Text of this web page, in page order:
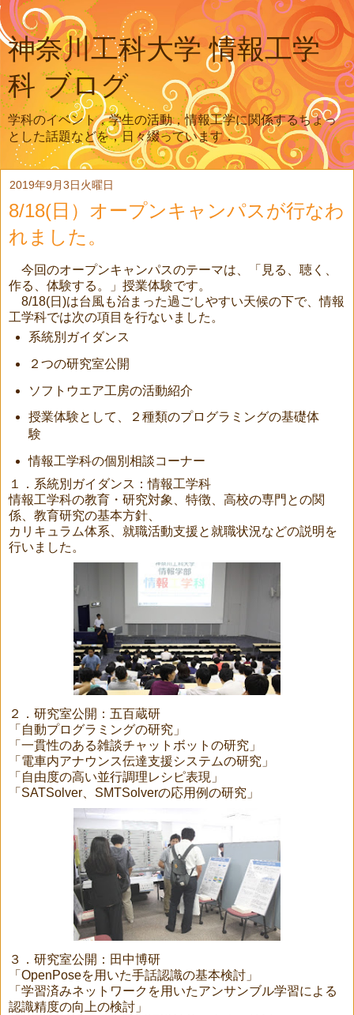
神奈川工科大学 情報工学
科 ブログ
学科のイベント，学生の活動，情報工学に関係するちょっ
とした話題などを，日々綴っています．
2019年9月3日火曜日
8/18(日）オープンキャンパスが行なわ
れました。
今回のオープンキャンパスのテーマは、「見る、聴く、
作る、体験する。」授業体験です。
8/18(日)は台風も治まった過ごしやすい天候の下で、情報
工学科では次の項目を行ないました。
系統別ガイダンス
２つの研究室公開
ソフトウエア工房の活動紹介
授業体験として、２種類のプログラミングの基礎体
験
情報工学科の個別相談コーナー
１．系統別ガイダンス：情報工学科
情報工学科の教育・研究対象、特徴、高校の専門との関
係、教育研究の基本方針、
カリキュラム体系、就職活動支援と就職状況などの説明を
行いました。
２．研究室公開：五百蔵研
「自動プログラミングの研究」
「一貫性のある雑談チャットボットの研究」
「電車内アナウンス伝達支援システムの研究」
「自由度の高い並行調理レシピ表現」
「SATSolver、SMTSolverの応用例の研究」
３．研究室公開：田中博研
「OpenPoseを用いた手話認識の基本検討」
「学習済みネットワークを用いたアンサンブル学習による
認識精度の向上の検討」